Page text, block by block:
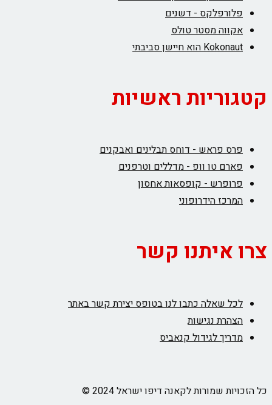
פלורפלקס - דשנים
אקווה מסטר טולס
Kokonaut הוא חיישן סביבתי
קטגוריות ראשיות
פרס פראש - דוחס תבלינים ואבקנים
פארם טו וופ - מדללים וטרפנים
פרופרש - קופסאות אחסון
המרכז הידרופוני
צרו איתנו קשר
לכל שאלה כתבו לנו בטופס יצירת קשר באתר
הצהרת נגישות
מדריך לגידול קנאביס
כל הזכויות שמורות לקאנה דיפו ישראל 2024 ©